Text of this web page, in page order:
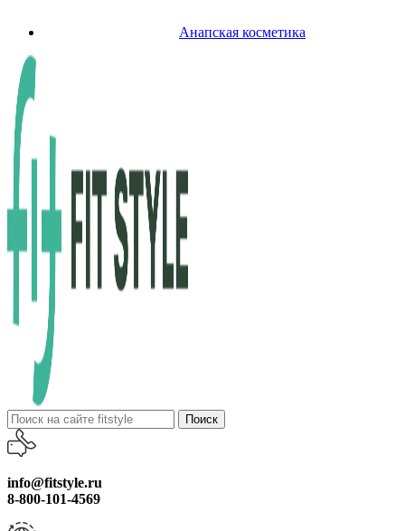
Анапская косметика
Поиск
info@fitstyle.ru
8-800-101-4569